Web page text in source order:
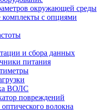
окружающей среды
с опциями
и сбора данных
питания
ВОЛС
повреждений
волокна